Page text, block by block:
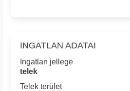
INGATLAN ADATAI
Ingatlan jellege
telek
Telek terület